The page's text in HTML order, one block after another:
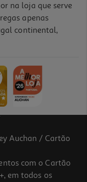
na loja que serve
apenas
continental,
Auchan / Cartão
com o Cartão
em todos os